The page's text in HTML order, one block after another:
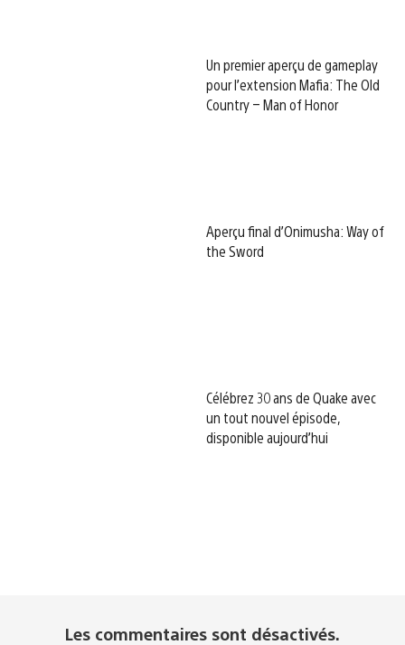
Un premier aperçu de gameplay
pour l’extension Mafia: The Old
Country – Man of Honor
Aperçu final d’Onimusha: Way of
the Sword
Célébrez 30 ans de Quake avec
un tout nouvel épisode,
disponible aujourd’hui
Les commentaires sont désactivés.